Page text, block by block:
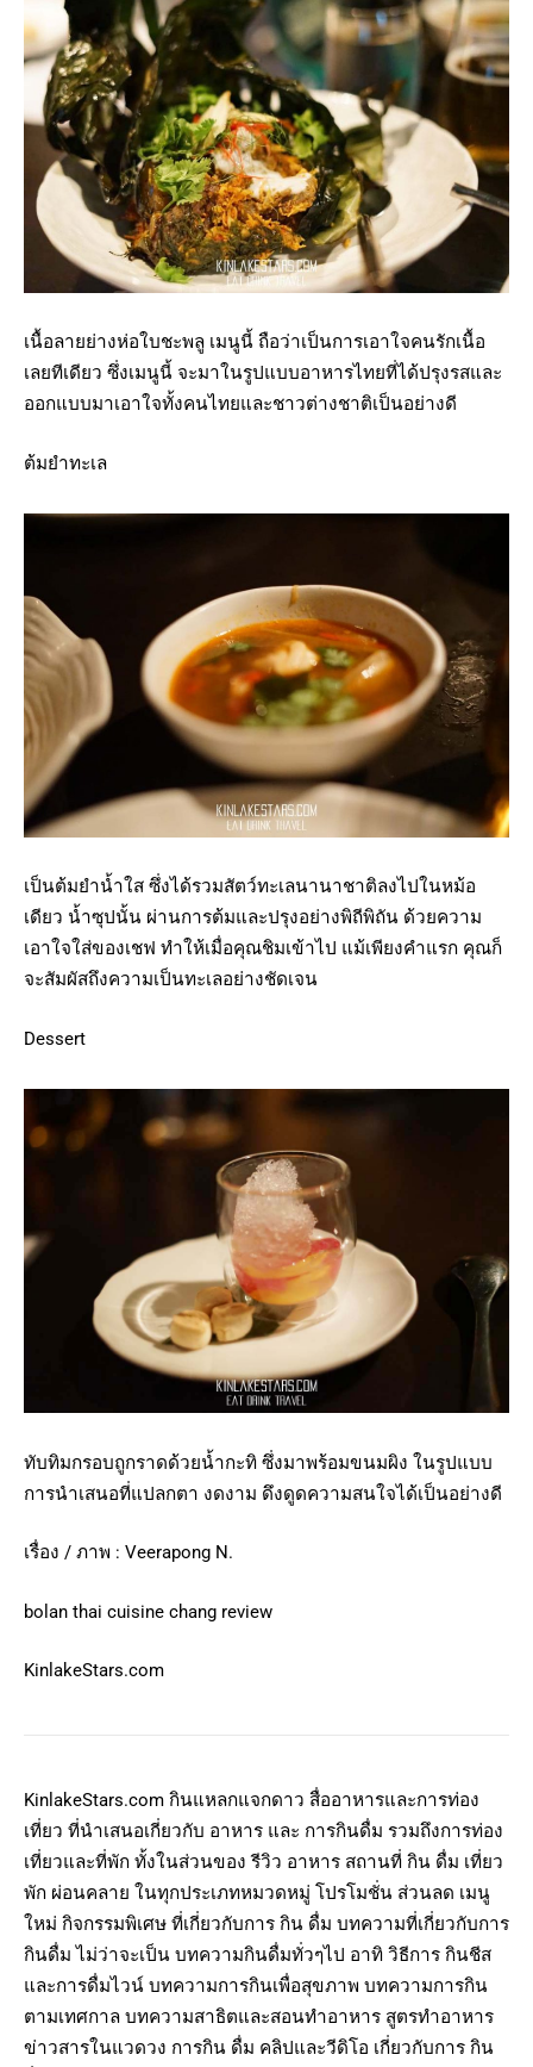
เนื้อลายย่างห่อใบชะพลู เมนูนี้ ถือว่าเป็นการเอาใจคนรักเนื้อ
เลยทีเดียว ซึ่งเมนูนี้ จะมาในรูปแบบอาหารไทยที่ได้ปรุงรสและ
ออกแบบมาเอาใจทั้งคนไทยและชาวต่างชาติเป็นอย่างดี
ต้มยำทะเล
เป็นต้มยำน้ำใส ซึ่งได้รวมสัตว์ทะเลนานาชาติลงไปในหม้อ
เดียว น้ำซุปนั้น ผ่านการต้มและปรุงอย่างพิถีพิถัน ด้วยความ
เอาใจใส่ของเชฟ ทำให้เมื่อคุณชิมเข้าไป แม้เพียงคำแรก คุณก็
จะสัมผัสถึงความเป็นทะเลอย่างชัดเจน
Dessert
ทับทิมกรอบถูกราดด้วยน้ำกะทิ ซึ่งมาพร้อมขนมผิง ในรูปแบบ
การนำเสนอที่แปลกตา งดงาม ดึงดูดความสนใจได้เป็นอย่างดี
เรื่อง / ภาพ : Veerapong N.
bolan thai cuisine chang review
KinlakeStars.com
KinlakeStars.com กินแหลกแจกดาว สื่ออาหารและการท่อง
เที่ยว ที่นำเสนอเกี่ยวกับ อาหาร และ การกินดื่ม รวมถึงการท่อง
เที่ยวและที่พัก ทั้งในส่วนของ รีวิว อาหาร สถานที่ กิน ดื่ม เที่ยว
พัก ผ่อนคลาย ในทุกประเภทหมวดหมู่ โปรโมชั่น ส่วนลด เมนู
ใหม่ กิจกรรมพิเศษ ที่เกี่ยวกับการ กิน ดื่ม บทความที่เกี่ยวกับการ
กินดื่ม ไม่ว่าจะเป็น บทความกินดื่มทั่วๆไป อาทิ วิธีการ กินชีส
และการดื่มไวน์ บทความการกินเพื่อสุขภาพ บทความการกิน
ตามเทศกาล บทความสาธิตและสอนทำอาหาร สูตรทำอาหาร
ข่าวสารในแวดวง การกิน ดื่ม คลิปและวีดิโอ เกี่ยวกับการ กิน